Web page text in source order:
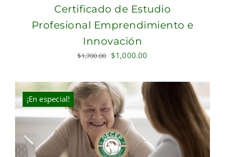
Certificado de Estudio
Profesional Emprendimiento e
Innovación
$1,700.00 Original
was:
$1,700.00.
$1,000.00
is:
¡En especial!